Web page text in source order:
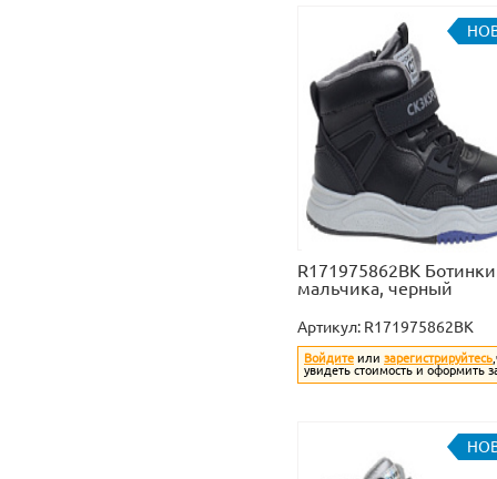
R171975862BK
мальчика, черный
Артикул: R171975862BK
Войдите или зарегистрируйтесь
увидеть стоимость и оформить